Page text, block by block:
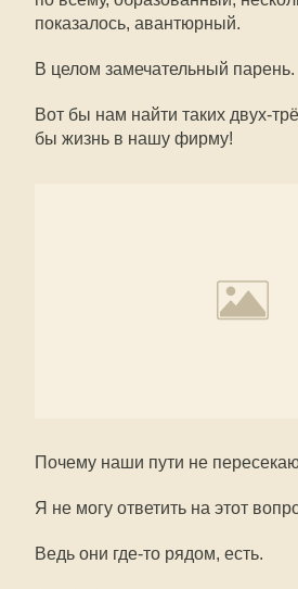
показалось, авантюрный.
В целом замечательный парень.
Вот бы нам найти таких двух-
бы жизнь в нашу фирму!
Почему наши пути не
Я не могу ответить на этот
Ведь они где-то рядом, есть.